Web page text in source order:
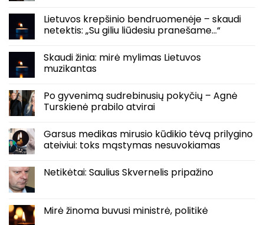
Lietuvos krepšinio bendruomenėje – skaudi
netektis: „Su giliu liūdesiu pranešame…“
Skaudi žinia: mirė mylimas Lietuvos
muzikantas
Po gyvenimą sudrebinusių pokyčių – Agnė
Turskienė prabilo atvirai
Garsus medikas mirusio kūdikio tėvą prilygino
ateiviui: toks mąstymas nesuvokiamas
Netikėtai: Saulius Skvernelis pripažino
Mirė žinoma buvusi ministrė, politikė